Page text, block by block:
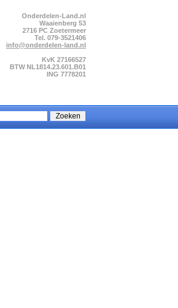
Onderdelen-Land.nl
Waaienberg 53
2716 PC Zoetermeer
Tel. 079-3521406
info@onderdelen-land.nl
KvK 27166527
BTW NL1814.23.601.B01
ING 7778201